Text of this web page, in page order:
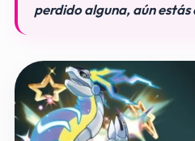
perdido alguna, aún